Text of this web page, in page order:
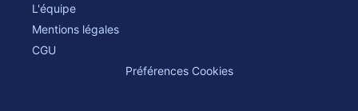
L'équipe
Mentions légales
CGU
Préférences Cookies